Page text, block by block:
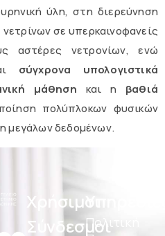
ύλη, στη διερεύνηση
σε υπερκαινοφανείς
αστέρες νετρονίων, ενώ
σύγχρονα υπολογιστικά
μάθηση και η βαθιά
πολύπλοκων φυσικών
μεγάλων δεδομένων.
Χρήσιμοι
Σύνδεσμοι
Πολιτική